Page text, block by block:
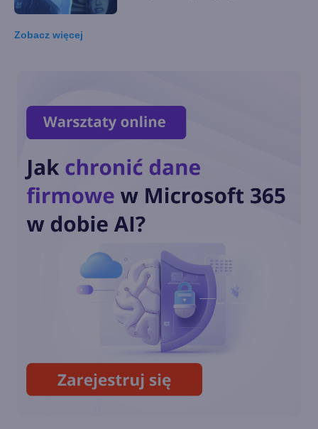
Cortana i Alexa utraciły
integrację. Nikt nawet nie
zauważył
Cortana w nowej usłudze
Scheduler for Microsoft 365
Cortana traci funkcjonalność
i wsparcie dla głośników oraz
innych urządzeń
Zobacz więcej